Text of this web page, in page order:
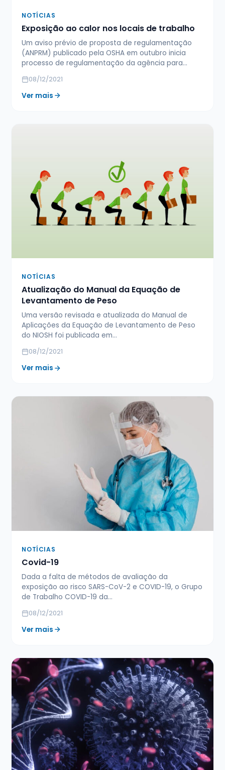
NOTÍCIAS
Exposição ao calor nos locais de trabalho
Um aviso prévio de proposta de regulamentação
(ANPRM) publicado pela OSHA em outubro inicia
processo de regulamentação da agência para…
08/12/2021
Ver mais
NOTÍCIAS
Atualização do Manual da Equação de
Levantamento de Peso
Uma versão revisada e atualizada do Manual de
Aplicações da Equação de Levantamento de Peso
do NIOSH foi publicada em…
08/12/2021
Ver mais
NOTÍCIAS
Covid-19
Dada a falta de métodos de avaliação da
exposição ao risco SARS-CoV-2 e COVID-19, o Grupo
de Trabalho COVID-19 da…
08/12/2021
Ver mais